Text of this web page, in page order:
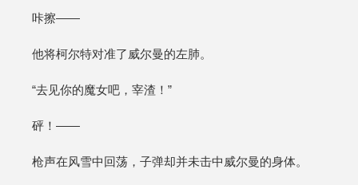
咔擦——
他将柯尔特对准了威尔曼的左肺。
“去见你的魔女吧，宰渣！”
砰！——
枪声在风雪中回荡，子弹却并未击中威尔曼的身体。